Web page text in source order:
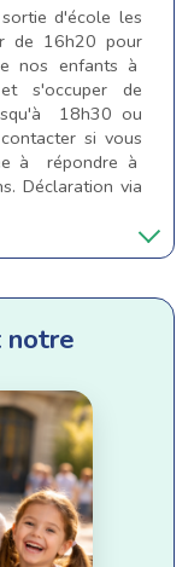
d'école les
de 16h20 pour
nos enfants à
s'occuper de
18h30 ou
si vous
à répondre à
Déclaration via
notre